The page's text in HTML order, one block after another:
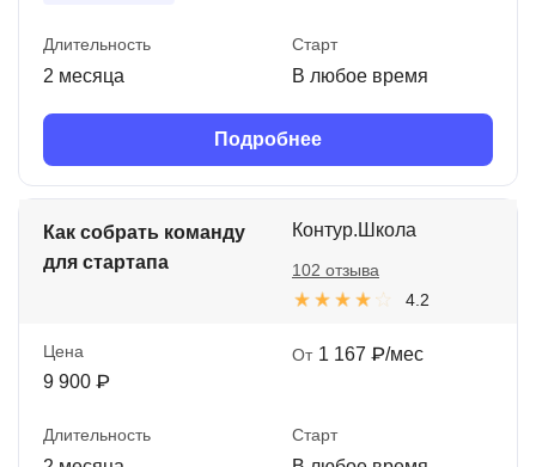
Длительность
2 месяца
Старт
В любое время
Подробнее
Как собрать команду
для стартапа
Контур.Школа
4.2
102 отзыва
Цена
9 900 ₽
От 1 167 ₽/мес
Длительность Старт